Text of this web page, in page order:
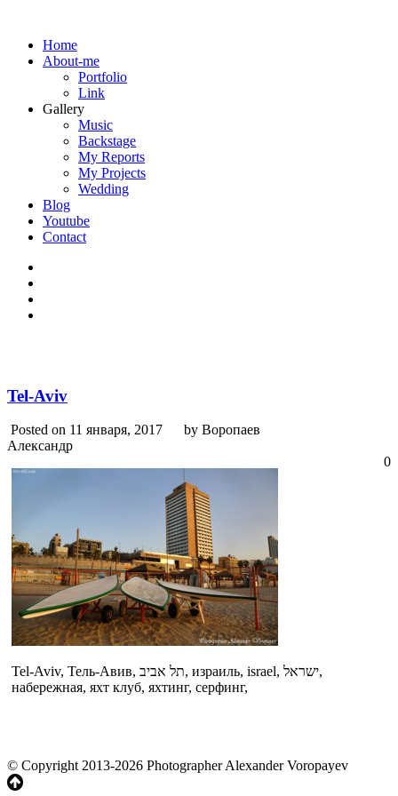
Home
About-me
Portfolio
Link
Gallery
Music
Backstage
My Reports
My Projects
Wedding
Blog
Youtube
Contact
Tel-Aviv
Posted on 11 января, 2017
by Воропаев
Александр
0
Tel-Aviv, Тель-Авив, תל אביב, израиль, israel, ישראל,
набережная, яхт клуб, яхтинг, серфинг,
© Copyright 2013-2026 Photographer Alexander Voropayev